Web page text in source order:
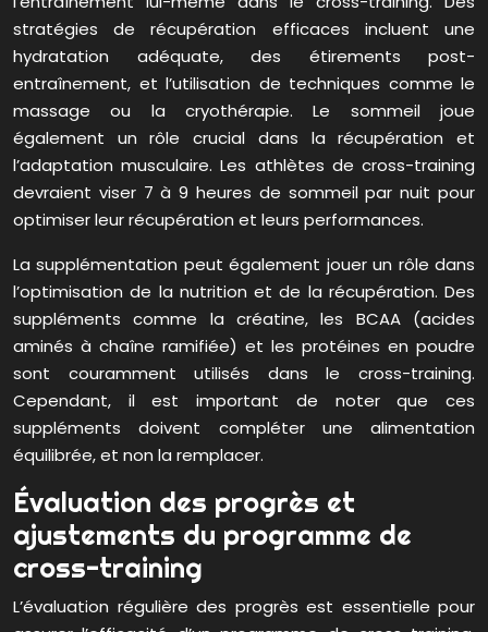
stratégies de récupération efficaces incluent une
hydratation adéquate, des étirements post-
entraînement, et l’utilisation de techniques comme le
massage ou la cryothérapie. Le sommeil joue
également un rôle crucial dans la récupération et
l’adaptation musculaire. Les athlètes de cross-training
devraient viser 7 à 9 heures de sommeil par nuit pour
optimiser leur récupération et leurs performances.
La supplémentation peut également jouer un rôle dans
l’optimisation de la nutrition et de la récupération. Des
suppléments comme la créatine, les BCAA (acides
aminés à chaîne ramifiée) et les protéines en poudre
sont couramment utilisés dans le cross-training.
Cependant, il est important de noter que ces
suppléments doivent compléter une alimentation
équilibrée, et non la remplacer.
Évaluation des progrès et
ajustements du programme de
cross-training
L’évaluation régulière des progrès est essentielle pour